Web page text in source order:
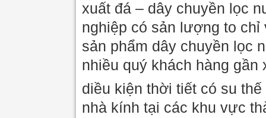
xuất đá – dây chuyền lọc
nghiệp có sản lượng to
sản phẩm dây chuyền lọc
nhiều quý khách hàng gần
diều kiện thời tiết có su
nhà kính tại các khu vực